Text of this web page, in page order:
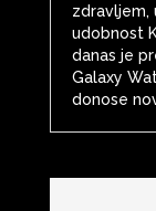
zdravljem,
udobnost
danas je
Galaxy
donose